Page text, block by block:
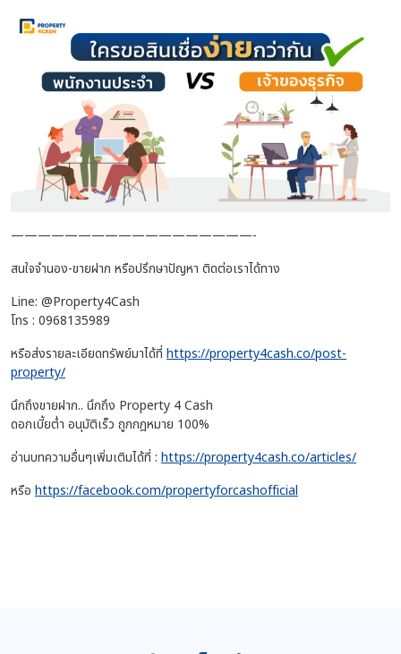
——————————————————-
สนใจจำนอง-ขายฝาก หรือปรึกษาปัญหา ติดต่อเราได้ทาง
Line: @Property4Cash
โทร : 0968135989
หรือส่งรายละเอียดทรัพย์มาได้ที่ https://property4cash.co/post-
property/
นึกถึงขายฝาก.. นึกถึง Property 4 Cash
ดอกเบี้ยต่ำ อนุมัติเร็ว ถูกกฎหมาย 100%
อ่านบทความอื่นๆเพิ่มเติมได้ที่ : https://property4cash.co/articles/
หรือ https://facebook.com/propertyforcashofficial